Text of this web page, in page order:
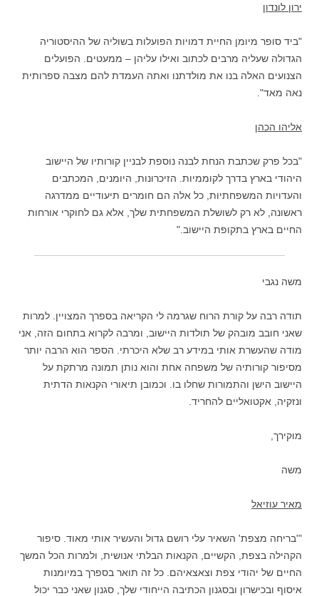
ירון לונדון
"ביד סופר מיומן החיית דמויות הפועלות בשוליה של ההיסטוריה
הגדולה שעליה מרבים לכתוב ואילו עליהן – ממעטים. הפועלים
הצנועים האלה בנו את מולדתנו ואתה העמדת להם מצבה ספרותית
נאה מאד".
אליהו הכהן
"בכל פרק שכתבת הנחת לבנה נוספת לבניין קורותיו של היישוב
היהודי בארץ בדרך לקוממיות. הזיכרונות, היומנים, המכתבים
והעדויות המשפחתיות, כל אלה הם חומרים תיעודיים ממדרגה
ראשונה, לא רק לשושלת המשפחתית שלך, אלא גם לחוקרי אורחות
החיים בארץ בתקופת היישוב."
משה נגבי
תודה רבה על קורת הרוח שגרמה לי הקריאה בספרך המצויין. למרות
שאני חובב מובהק של תולדות היישוב, ומרבה לקרוא בתחום הזה, אני
מודה שהעשרת אותי במידע רב שלא היכרתי. הספר הוא הרבה יותר
מסיפור קורותיה של משפחה אחת והוא נותן תמונה מרתקת על
היישוב הישן והתמורות שחלו בו. וכמובן תיאורי הקנאות הדתית
ונזקיה, אקטואליים להחריד.
מוקירך,
משה
מאיר עוזיאל
"'בריחה מצפת' השאיר עלי רושם גדול והעשיר אותי מאוד. סיפור
הקהילה בצפת, הקשיים, הקנאות הבלתי אנושית, ולמרות הכל המשך
החיים של יהודי צפת וצאצאיהם. כל זה תואר בספרך במיומנות
איסוף ובכישרון ובסגנון הכתיבה הייחודי שלך, סגנון שאני כבר יכול